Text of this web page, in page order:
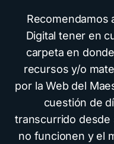
Recomendamos
Digital tener en
carpeta en
recursos y/o
por la Web del
cuestión de
transcurrido desde
no funcionen y el